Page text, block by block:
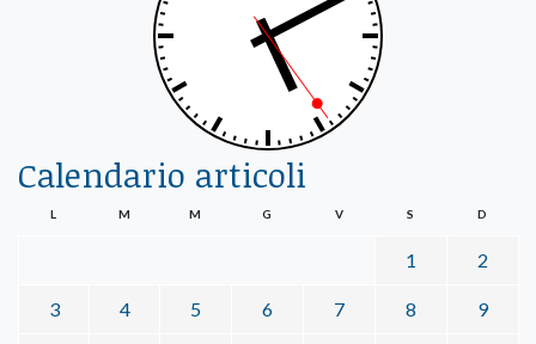
Calendario articoli
L M M G V S D
1 2
3 4 5 6 7 8 9